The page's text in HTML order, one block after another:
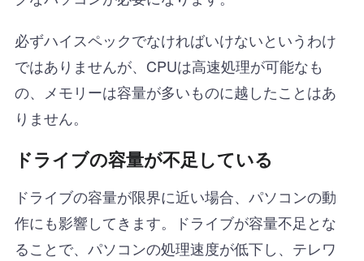
必ずハイスペックでなければいけないというわけ
ではありませんが、CPUは高速処理が可能なも
の、メモリーは容量が多いものに越したことはあ
りません。
ドライブの容量が不足している
ドライブの容量が限界に近い場合、パソコンの動
作にも影響してきます。ドライブが容量不足とな
ることで、パソコンの処理速度が低下し、テレワ